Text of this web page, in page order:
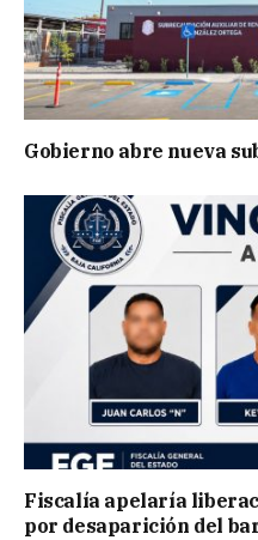
Gobierno abre nueva
Fiscalía apelaría
por desaparición del